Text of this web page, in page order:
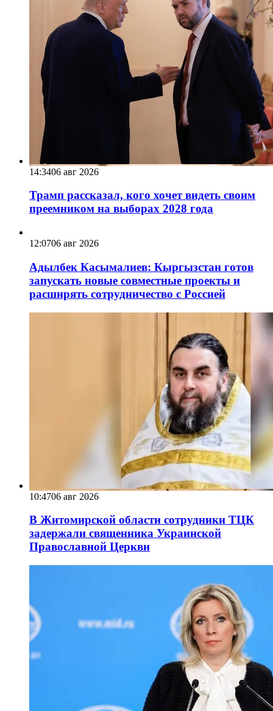
14:3406 авг 2026
Трамп рассказал, кого хочет видеть своим
преемником на выборах 2028 года
12:0706 авг 2026
Адылбек Касымалиев: Кыргызстан готов
запускать новые совместные проекты и
расширять сотрудничество с Россией
10:4706 авг 2026
В Житомирской области сотрудники ТЦК
задержали священника Украинской
Православной Церкви